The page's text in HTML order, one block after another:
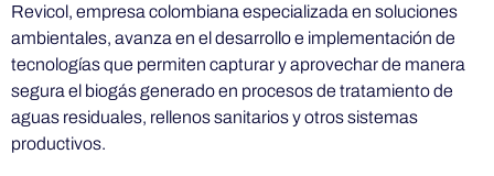
l
i
m
Revicol, empresa colombiana especializada en soluciones
ambientales, avanza en el desarrollo e implementación de
tecnologías que permiten capturar y aprovechar de manera
segura el biogás generado en procesos de tratamiento de
aguas residuales, rellenos sanitarios y otros sistemas
productivos.